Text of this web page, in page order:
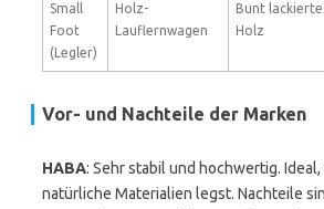
Small
Foot
(Legler)
Holz-
Lauflernwagen
Bunt
Holz
Vor- und Nachteile der Marken
HABA: Sehr stabil und hochwertig.
natürliche Materialien legst. Nachteile